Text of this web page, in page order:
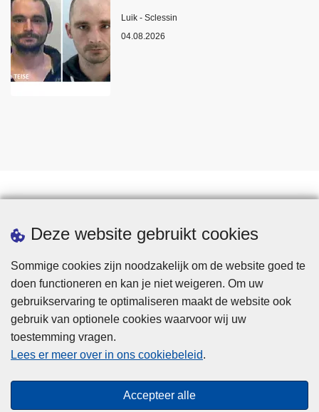
Deze website gebruikt cookies
Sommige cookies zijn noodzakelijk om de website goed te
doen functioneren en kan je niet weigeren. Om uw
gebruikservaring te optimaliseren maakt de website ook
gebruik van optionele cookies waarvoor wij uw
toestemming vragen.
Lees er meer over in ons cookiebeleid.
Accepteer alle
Plaats
Luik - Sclessin
04.08.2026
Privacy
Cookies
Toegankelijkheid